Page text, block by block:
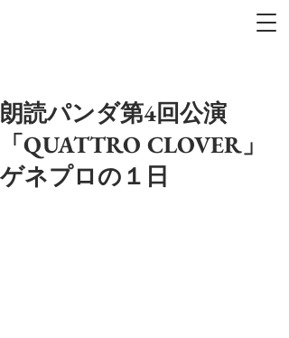
朗読パンダ第4回公演
「QUATTRO CLOVER」
ゲネプロの１日